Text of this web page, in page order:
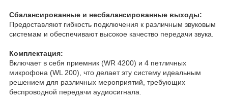
Сбалансированные и несбалансированные выходы:
Предоставляют гибкость подключения к различным звуковым
системам и обеспечивают высокое качество передачи звука.
Комплектация:
Включает в себя приемник (WR 4200) и 4 петличных
микрофона (WL 200), что делает эту систему идеальным
решением для различных мероприятий, требующих
беспроводной передачи аудиосигнала.